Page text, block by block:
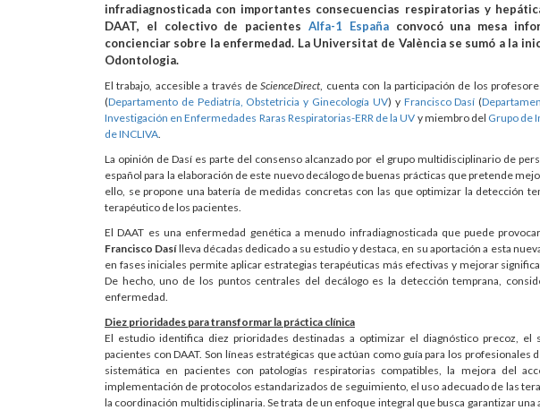
infradiagnosticada con importantes consecuencias respiratorias y
DAAT, el colectivo de pacientes Alfa-1 Españaconvocó una mesa
concienciar sobre la enfermedad. La Universitat de València se sumó a la
Odontologia.
El trabajo, accesible a través deScienceDirect , cuenta con la participación de los
(Departamento de Pediatría, Obstetricia y Ginecología UV) y Francisco Dasí (
Investigación en Enfermedades Raras Respiratorias-ERR de la UV y miembro del Grupo de
de INCLIVA
La opinión de Dasí es parte del consenso alcanzado por el grupo multidisciplinario de
español para la elaboración de este nuevo decálogo de buenas prácticas que pretende
ello, se propone una batería de medidas concretas con las que optimizar la detección
terapéutico de los pacientes.
El DAAT es una enfermedad genética a menudo infradiagnosticada que puede
Francisco Dasílleva décadas dedicado a su estudio y destaca, en su aportación a esta
en fases iniciales permite aplicar estrategias terapéuticas más efectivas y mejorar
De hecho, uno de los puntos centrales del decálogo es la detección temprana,
enfermedad.
Diez prioridades para transformar la práctica clínica
El estudio identifica diez prioridades destinadas a optimizar el diagnóstico precoz,
pacientes con DAAT. Son líneas estratégicas que actúan como guía para los profesionales
sistemática en pacientes con patologías respiratorias compatibles, la mejora del
implementación de protocolos estandarizados de seguimiento, el uso adecuado de las
la coordinación multidisciplinaria. Se trata de un enfoque integral que busca garantizar